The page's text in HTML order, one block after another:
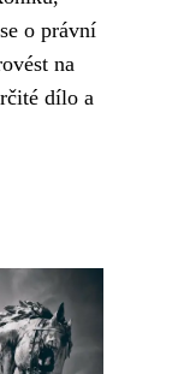
o právní
na
dílo a